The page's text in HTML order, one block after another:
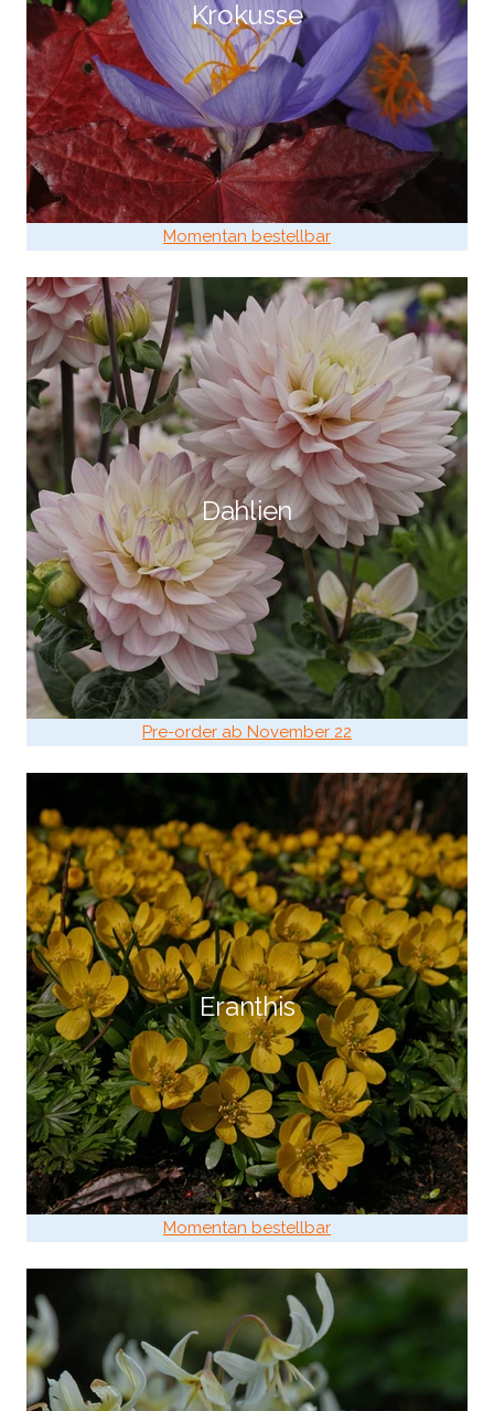
Krokusse
Momentan bestellbar
Dahlien
Pre-order ab November 22
Eranthis
Momentan bestellbar